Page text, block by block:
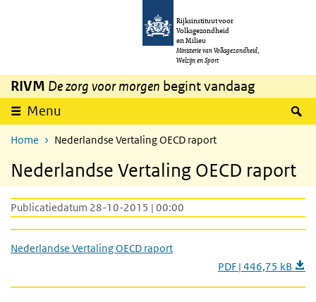
Overslaan en naar de inhoud gaan
Rijksinstituut voor
Volksgezondheid
en Milieu
Ministerie van Volksgezondheid,
Welzijn en Sport
RIVM De zorg voor morgen begint vandaag
Menu
Home Nederlandse Vertaling OECD raport
Nederlandse Vertaling OECD raport
Publicatiedatum 28-10-2015 | 00:00
Nederlandse Vertaling OECD raport
PDF | 446,75 kB